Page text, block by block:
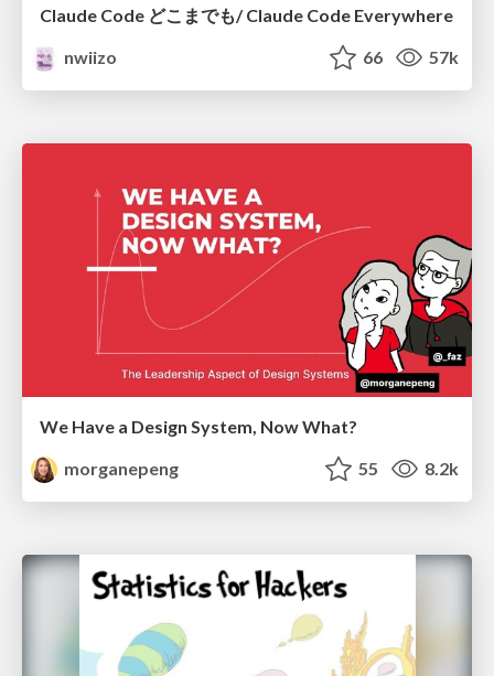
Claude Code どこまでも/ Claude Code Everywhere
nwiizo
66 57k
We Have a Design System, Now What?
morganepeng
55 8.2k